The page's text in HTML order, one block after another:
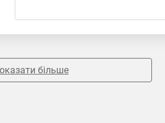
більше